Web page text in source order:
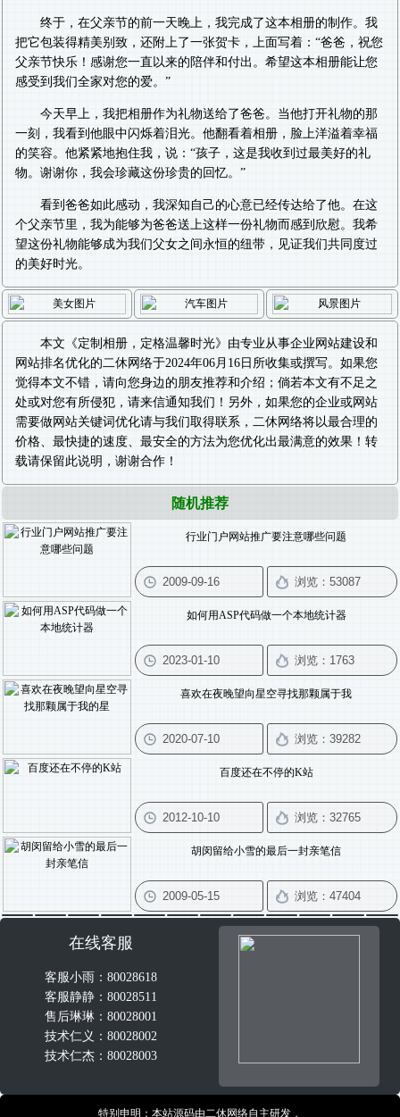
终于，在父亲节的前一天晚上，我完成了这本相册的制作。我
把它包装得精美别致，还附上了一张贺卡，上面写着：“爸爸，祝您
父亲节快乐！感谢您一直以来的陪伴和付出。希望这本相册能让您
感受到我们全家对您的爱。”
今天早上，我把相册作为礼物送给了爸爸。当他打开礼物的那
一刻，我看到他眼中闪烁着泪光。他翻看着相册，脸上洋溢着幸福
的笑容。他紧紧地抱住我，说：“孩子，这是我收到过最美好的礼
物。谢谢你，我会珍藏这份珍贵的回忆。”
看到爸爸如此感动，我深知自己的心意已经传达给了他。在这
个父亲节里，我为能够为爸爸送上这样一份礼物而感到欣慰。我希
望这份礼物能够成为我们父女之间永恒的纽带，见证我们共同度过
的美好时光。
本文《定制相册，定格温馨时光》由专业从事企业网站建设和
网站排名优化的二休网络于2024年06月16日所收集或撰写。如果您
觉得本文不错，请向您身边的朋友推荐和介绍；倘若本文有不足之
处或对您有所侵犯，请来信通知我们！另外，如果您的企业或网站
需要做网站关键词优化请与我们取得联系，二休网络将以最合理的
价格、最快捷的速度、最安全的方法为您优化出最满意的效果！转
载请保留此说明，谢谢合作！
随机推荐
行业门户网站推广要注意哪些问题
如何用ASP代码做一个本地统计器
喜欢在夜晚望向星空寻找那颗属于我
百度还在不停的K站
胡闵留给小雪的最后一封亲笔信
在线客服
客服小雨：80028618
客服静静：80028511
售后琳琳：80028001
技术仁义：80028002
技术仁杰：80028003
特别申明：本站源码由二休网络自主研发，